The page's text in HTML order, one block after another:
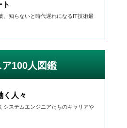
ト
、知らないと時代遅れになるIT技術最
100人図鑑
く人々
システムエンジニアたちのキャリアや